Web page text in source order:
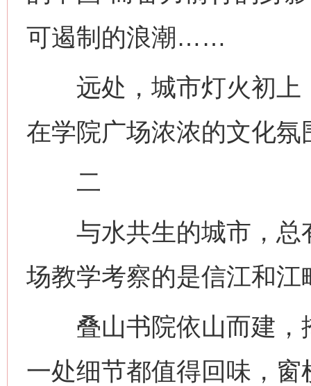
可遏制的浪潮……
远处，城市灯火初上
在学院广场浓浓的文化氛
二
与水共生的城市，总
场教学考察的是信江和江
叠山书院依山而建，
一处细节都值得回味，